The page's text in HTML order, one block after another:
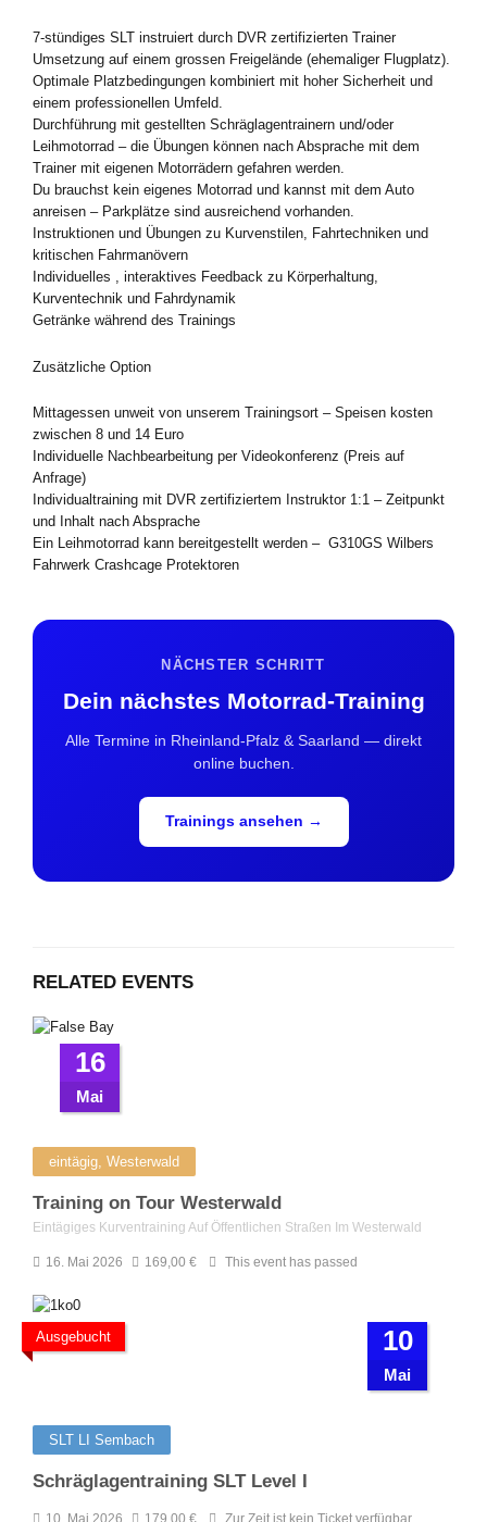
7-stündiges SLT instruiert durch DVR zertifizierten Trainer
Umsetzung auf einem grossen Freigelände (ehemaliger Flugplatz).
Optimale Platzbedingungen kombiniert mit hoher Sicherheit und
einem professionellen Umfeld.
Durchführung mit gestellten Schräglagentrainern und/oder
Leihmotorrad – die Übungen können nach Absprache mit dem
Trainer mit eigenen Motorrädern gefahren werden.
Du brauchst kein eigenes Motorrad und kannst mit dem Auto
anreisen – Parkplätze sind ausreichend vorhanden.
Instruktionen und Übungen zu Kurvenstilen, Fahrtechniken und
kritischen Fahrmanövern
Individuelles , interaktives Feedback zu Körperhaltung,
Kurventechnik und Fahrdynamik
Getränke während des Trainings
Zusätzliche Option
Mittagessen unweit von unserem Trainingsort – Speisen kosten
zwischen 8 und 14 Euro
Individuelle Nachbearbeitung per Videokonferenz (Preis auf
Anfrage)
Individualtraining mit DVR zertifiziertem Instruktor 1:1 – Zeitpunkt
und Inhalt nach Absprache
Ein Leihmotorrad kann bereitgestellt werden – G310GS Wilbers
Fahrwerk Crashcage Protektoren
NÄCHSTER SCHRITT
Dein nächstes Motorrad-Training
Alle Termine in Rheinland-Pfalz & Saarland — direkt
online buchen.
Trainings ansehen →
RELATED EVENTS
16
Mai
eintägig, Westerwald
Training on Tour Westerwald
Eintägiges Kurventraining Auf Öffentlichen Straßen Im Westerwald
16. Mai 2026 169,00 € This event has passed
10
Mai
Ausgebucht
SLT LI Sembach
Schräglagentraining SLT Level I
10. Mai 2026 179,00 € Zur Zeit ist kein Ticket verfügbar